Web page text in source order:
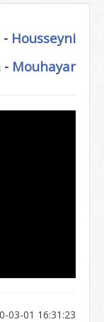
- Housseyni
- Mouhayar
03-01 16:31:23